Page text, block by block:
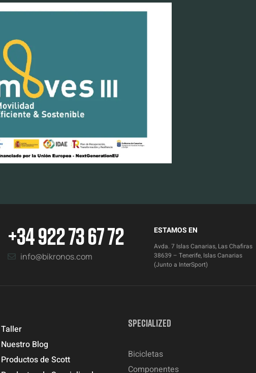
+34 922 73 67 72
info@bikronos.com
ESTAMOS EN
Avda. 7 Islas Canarias, Las Chafiras
38639 – Tenerife, Islas Canarias
(Junto a InterSport)
Taller
Nuestro Blog
Productos de Scott
SPECIALIZED
Bicicletas
Componentes